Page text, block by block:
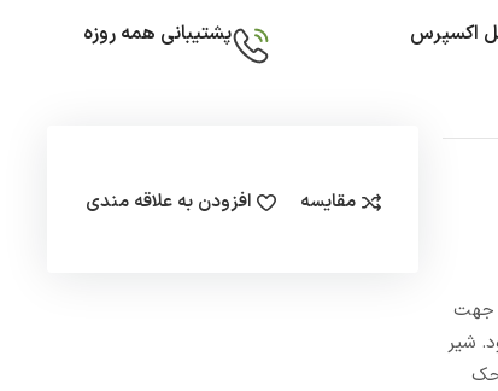
اکسپرس پشتیبانی همه روزه
جهت
شیر
حک
مقایسه افزودن به علاقه مندی